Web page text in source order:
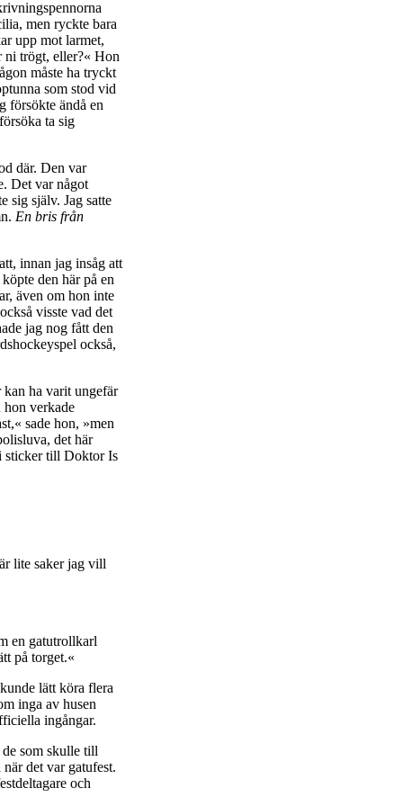
men ryckte bara
upp mot larmet,
ni trögt, eller?« Hon
måste ha tryckt
som stod vid
försökte ändå en
ta sig
där. Den var
Det var något
sig själv. Jag satte
En bris från
innan jag insåg att
den här på en
även om hon inte
visste vad det
jag nog fått den
också,
ha varit ungefär
hon verkade
sade hon, »men
det här
sticker till Doktor Is
lite saker jag vill
en gatutrollkarl
på torget.«
lätt köra flera
inga av husen
ingångar.
de som skulle till
det var gatufest.
och